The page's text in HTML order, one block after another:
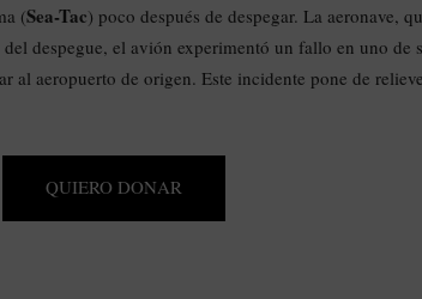
(Sea-Tac) poco después de despegar. La aeronave,
despegue, el avión experimentó un fallo en uno de
aeropuerto de origen. Este incidente pone de
QUIERO DONAR